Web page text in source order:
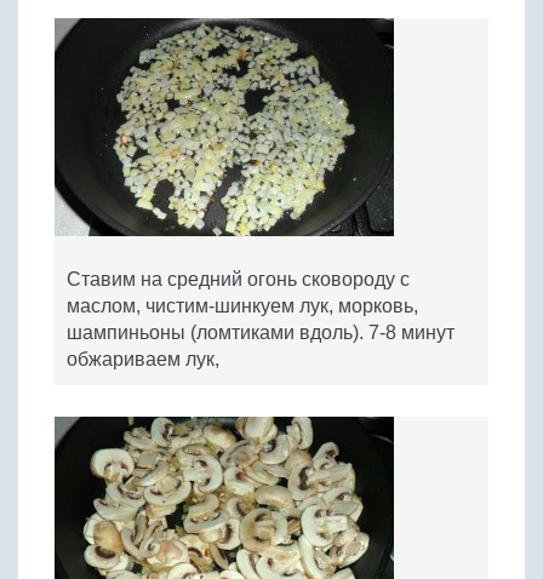
Ставим на средний огонь сковороду с
маслом, чистим-шинкуем лук, морковь,
шампиньоны (ломтиками вдоль). 7-8 минут
обжариваем лук,